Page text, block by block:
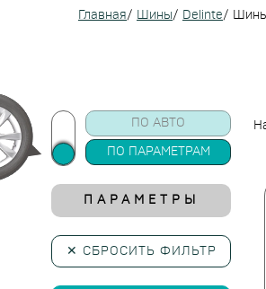
Главная/ Шины/ Delinte/
ПО АВТО
ПО ПАРАМЕТРАМ
ПАРАМЕТРЫ
✕ СБРОСИТЬ ФИЛЬТР